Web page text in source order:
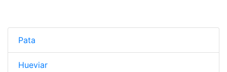
Pata
Hueviar